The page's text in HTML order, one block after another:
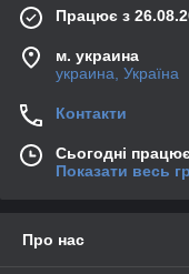
Працює з
м. украина
украина, Україна
Контакти
Сьогодні
Показати весь
Про нас